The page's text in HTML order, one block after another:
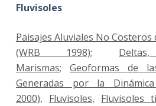
Fluvisoles
Paisajes Aluviales No Costeros
(WRB 1998);
Marismas; Geoformas de
Generadas por la
2000), Fluvisoles, Fluvisoles